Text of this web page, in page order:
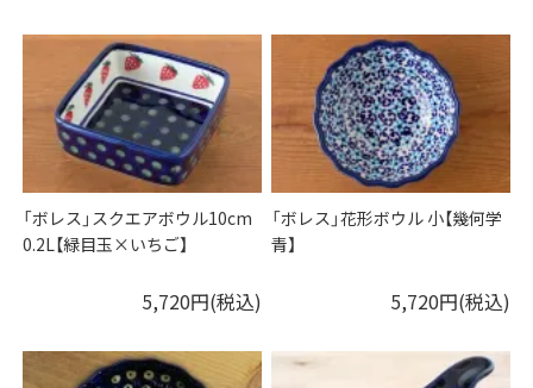
「ボレス」スクエアボウル10cm
0.2L【緑目玉×いちご】
5,720円(税込)
「ボレス」花形ボウル 小【幾何学
青】
5,720円(税込)